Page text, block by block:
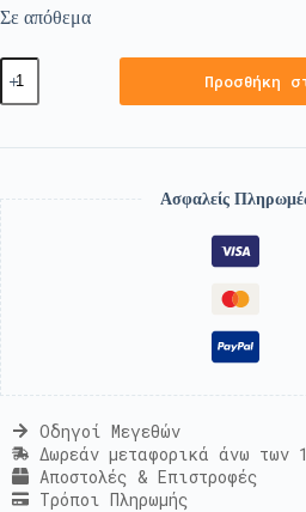
Σε απόθεμα
Προσθήκη
Ασφαλείς
Οδηγοί Μεγεθών
Δωρεάν μεταφορικά άνω των
Αποστολές & Επιστροφές
Τρόποι Πληρωμής